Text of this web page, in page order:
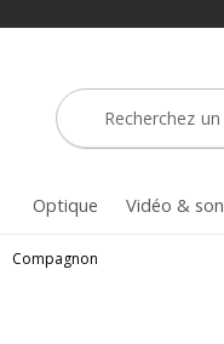
Optique Vidéo & son
Compagnon